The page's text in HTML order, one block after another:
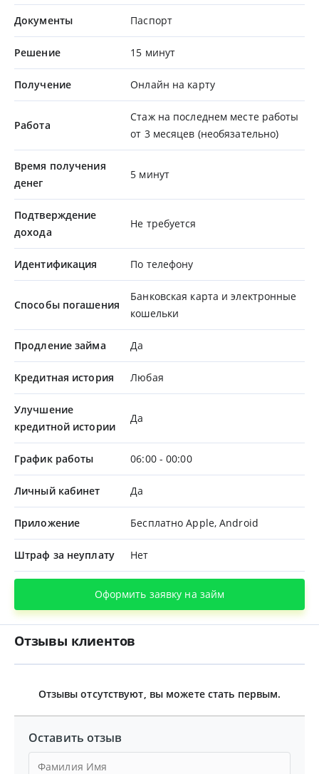
Документы Паспорт
Решение 15 минут
Получение Онлайн на карту
Работа
Стаж на последнем месте работы
от 3 месяцев (необязательно)
Время получения
денег
5 минут
Подтверждение
дохода
Не требуется
Идентификация По телефону
Способы погашения
Банковская карта и электронные
кошельки
Продление займа Да
Кредитная история Любая
Улучшение
кредитной истории
Да
График работы 06:00 - 00:00
Личный кабинет Да
Приложение Бесплатно Apple, Android
Штраф за неуплату Нет
Оформить заявку на займ
Отзывы клиентов
Отзывы отсутствуют, вы можете стать первым.
Оставить отзыв